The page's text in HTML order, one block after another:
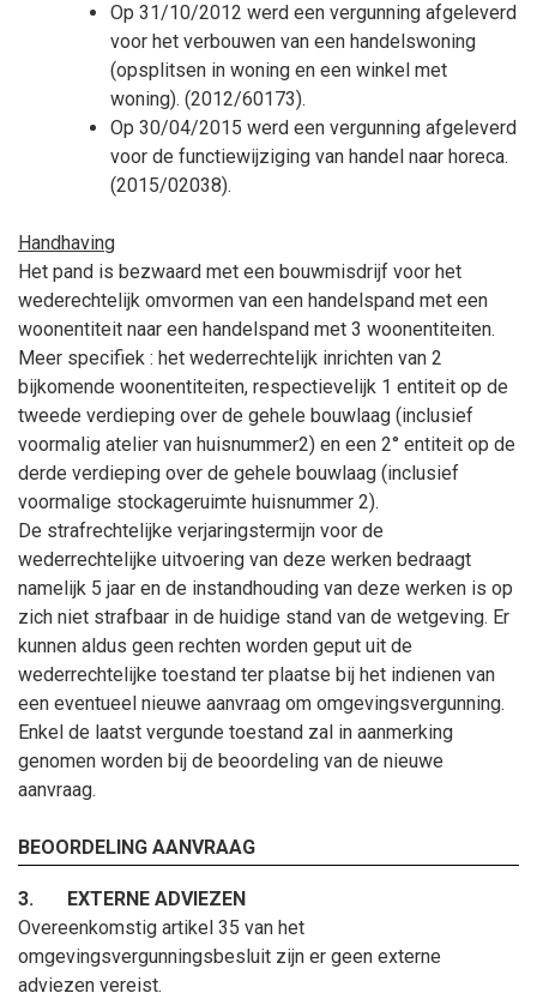
Op 31/10/2012 werd een vergunning afgeleverd
voor het verbouwen van een handelswoning
(opsplitsen in woning en een winkel met
woning). (2012/60173).
Op 30/04/2015 werd een vergunning afgeleverd
voor de functiewijziging van handel naar horeca.
(2015/02038).
Handhaving
Het pand is bezwaard met een bouwmisdrijf voor het
wederechtelijk omvormen van een handelspand met een
woonentiteit naar een handelspand met 3 woonentiteiten.
Meer specifiek : het wederrechtelijk inrichten van 2
bijkomende woonentiteiten, respectievelijk 1 entiteit op de
tweede verdieping over de gehele bouwlaag (inclusief
voormalig atelier van huisnummer2) en een 2° entiteit op de
derde verdieping over de gehele bouwlaag (inclusief
voormalige stockageruimte huisnummer 2).
De strafrechtelijke verjaringstermijn voor de
wederrechtelijke uitvoering van deze werken bedraagt
namelijk 5 jaar en de instandhouding van deze werken is op
zich niet strafbaar in de huidige stand van de wetgeving. Er
kunnen aldus geen rechten worden geput uit de
wederrechtelijke toestand ter plaatse bij het indienen van
een eventueel nieuwe aanvraag om omgevingsvergunning.
Enkel de laatst vergunde toestand zal in aanmerking
genomen worden bij de beoordeling van de nieuwe
aanvraag.
BEOORDELING AANVRAAG
3.
EXTERNE ADVIEZEN
Overeenkomstig artikel 35 van het
omgevingsvergunningsbesluit zijn er geen externe
adviezen vereist.